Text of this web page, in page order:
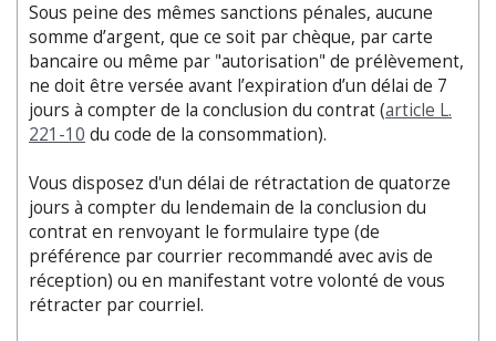
Sous peine des mêmes sanctions pénales, aucune
somme d’argent, que ce soit par chèque, par carte
bancaire ou même par "autorisation" de prélèvement,
ne doit être versée avant l’expiration d’un délai de 7
jours à compter de la conclusion du contrat (article L.
221-10 du code de la consommation).
Vous disposez d'un délai de rétractation de quatorze
jours à compter du lendemain de la conclusion du
contrat en renvoyant le formulaire type (de
préférence par courrier recommandé avec avis de
réception) ou en manifestant votre volonté de vous
rétracter par courriel.